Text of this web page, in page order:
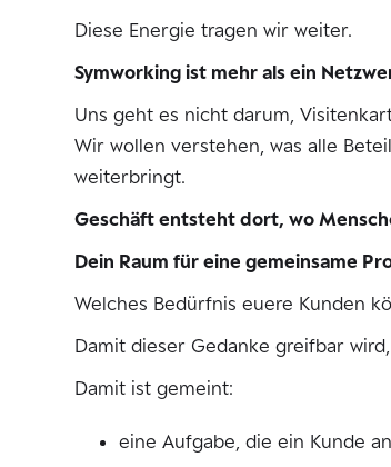
Diese Energie tragen wir weiter.
Symworking ist mehr als ein
Uns geht es nicht darum,
Wir wollen verstehen, was alle
weiterbringt.
Geschäft entsteht dort, wo
Dein Raum für eine gemeinsame
Welches Bedürfnis euere Kunden
Damit dieser Gedanke greifbar
Damit ist gemeint:
eine Aufgabe, die ein Kunde